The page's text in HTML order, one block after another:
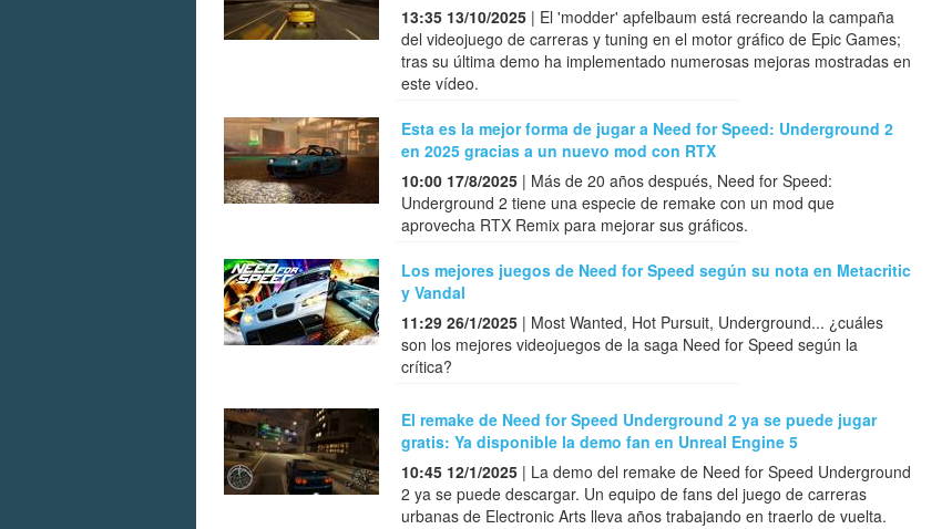
13:35 13/10/2025 | El 'modder' apfelbaum está recreando la campaña
del videojuego de carreras y tuning en el motor gráfico de Epic Games;
tras su última demo ha implementado numerosas mejoras mostradas en
este vídeo.
Esta es la mejor forma de jugar a Need for Speed: Underground 2
en 2025 gracias a un nuevo mod con RTX
10:00 17/8/2025 | Más de 20 años después, Need for Speed:
Underground 2 tiene una especie de remake con un mod que
aprovecha RTX Remix para mejorar sus gráficos.
Los mejores juegos de Need for Speed según su nota en Metacritic
y Vandal
11:29 26/1/2025 | Most Wanted, Hot Pursuit, Underground... ¿cuáles
son los mejores videojuegos de la saga Need for Speed según la
crítica?
El remake de Need for Speed Underground 2 ya se puede jugar
gratis: Ya disponible la demo fan en Unreal Engine 5
10:45 12/1/2025 | La demo del remake de Need for Speed Underground
2 ya se puede descargar. Un equipo de fans del juego de carreras
urbanas de Electronic Arts lleva años trabajando en traerlo de vuelta.